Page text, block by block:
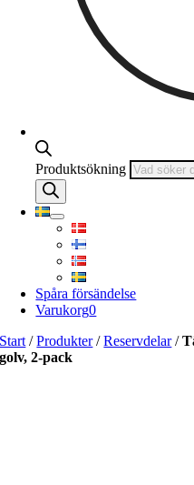
Produktsökning
Spåra försändelse
Varukorg0
Start /Produkter/Reservdelar/
golv, 2-pack